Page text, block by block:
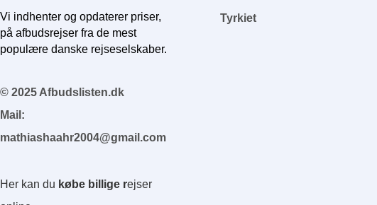
Vi indhenter og opdaterer priser,
på afbudsrejser fra de mest
populære danske rejseselskaber.
© 2025 Afbudslisten.dk
Mail:
mathiashaahr2004@gmail.com
Her kan du købe billige rejser
Tyrkiet